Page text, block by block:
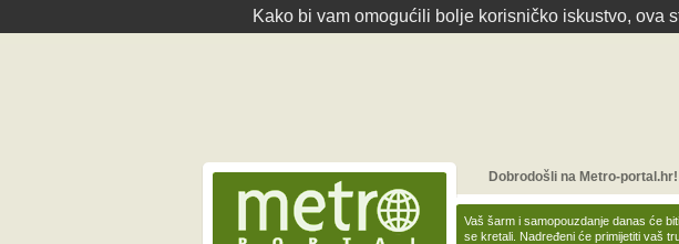
Kako bi vam omogućili bolje korisničko iskustvo, ova
Vaš šarm i samopouzdanje danas će
se kretali. Nadređeni će primijetiti vaš
Dobrodošli na Metro-portal.hr!